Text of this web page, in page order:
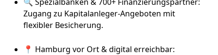
Zugang zu Kapitalanleger-Angeboten mit
flexibler Besicherung.
📍 Hamburg vor Ort & digital erreichbar: